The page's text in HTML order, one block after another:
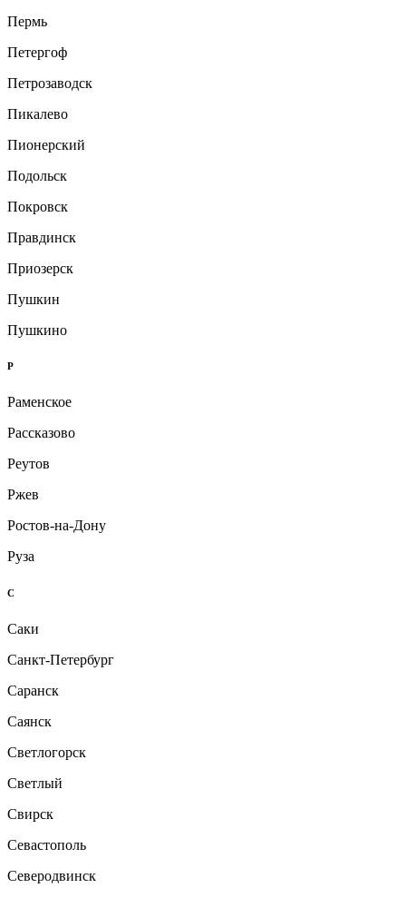
Пермь
Петергоф
Петрозаводск
Пикалево
Пионерский
Подольск
Покровск
Правдинск
Приозерск
Пушкин
Пушкино
Р
Раменское
Рассказово
Реутов
Ржев
Ростов-на-Дону
Руза
С
Саки
Санкт-Петербург
Саранск
Саянск
Светлогорск
Светлый
Свирск
Севастополь
Северодвинск